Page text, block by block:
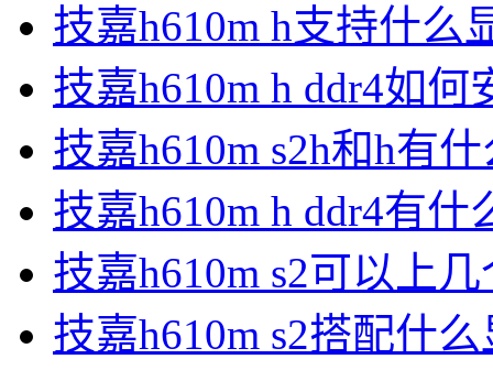
技嘉h610m h支持什么
技嘉h610m h ddr4如何
技嘉h610m s2h和h有
技嘉h610m h ddr4有什
技嘉h610m s2可以上
技嘉h610m s2搭配什